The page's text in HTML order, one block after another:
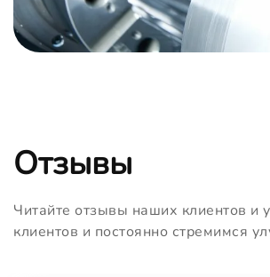
Отзывы
Читайте отзывы наших клиентов и
клиентов и постоянно стремимся